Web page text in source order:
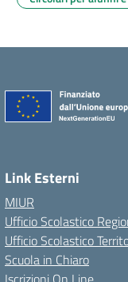
Link Esterni
MIUR
Ufficio Scolastico
Ufficio Scolastico
Scuola in Chiaro